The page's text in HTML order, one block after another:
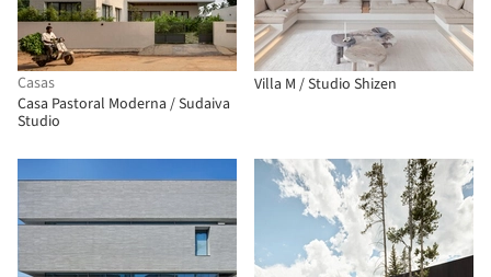
Casas
Casa Pastoral Moderna / Sudaiva
Studio
Villa M / Studio Shizen